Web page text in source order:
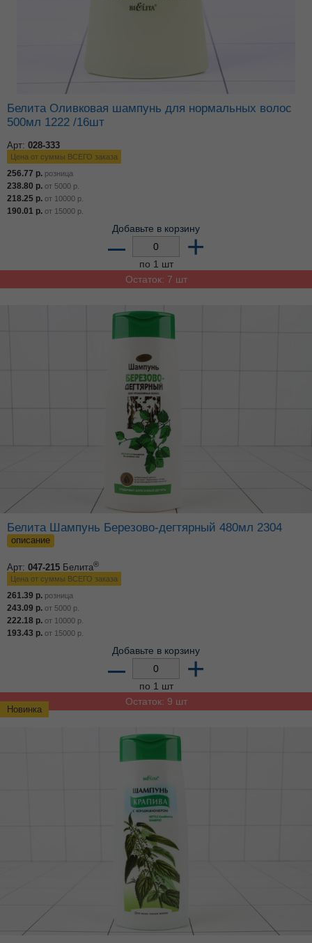
Белита Оливковая шампунь для нормальных волос
500мл 1222 /16шт
Арт: 028-333
Цена от суммы ВСЕГО заказа
256.77 р. розница
238.80 р. от 5000 р.
218.25 р. от 10000 р.
190.01 р. от 15000 р.
Добавьте в корзину
– +
по 1 шт
Остаток: 7 шт
Новинка
Белита Шампунь Березово-дегтярный 480мл 2304
описание
Арт: 047-215 Белита®
Цена от суммы ВСЕГО заказа
261.39 р. розница
243.09 р. от 5000 р.
222.18 р. от 10000 р.
193.43 р. от 15000 р.
Добавьте в корзину
– +
по 1 шт
Остаток: 9 шт